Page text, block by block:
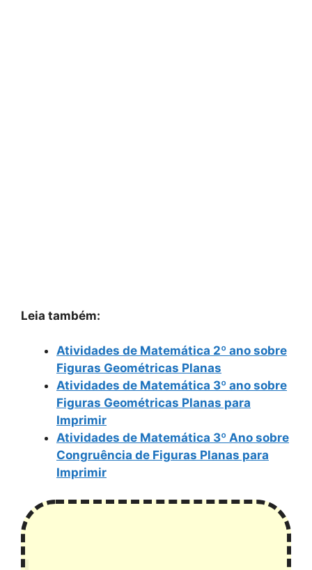
Leia também:
Atividades de Matemática 2º ano sobre
Figuras Geométricas Planas
Atividades de Matemática 3º ano sobre
Figuras Geométricas Planas para
Imprimir
Atividades de Matemática 3º Ano sobre
Congruência de Figuras Planas para
Imprimir